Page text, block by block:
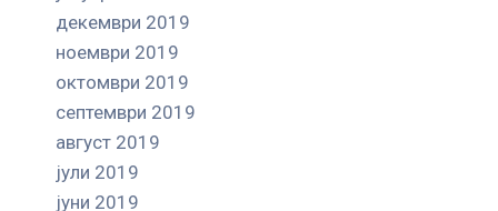
декември 2019
ноември 2019
октомври 2019
септември 2019
август 2019
јули 2019
јуни 2019